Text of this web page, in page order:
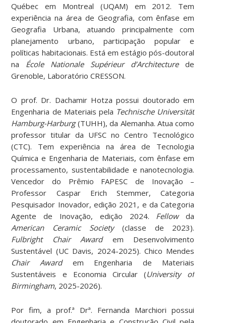
Québec em Montreal (UQAM) em 2012. Tem
experiência na área de Geografia, com ênfase em
Geografia Urbana, atuando principalmente com
planejamento urbano, participação popular e
políticas habitacionais. Está em estágio pós-doutoral
na École Nationale Supérieur d’Architecturede
Grenoble, Laboratório CRESSON.
O prof. Dr. Dachamir Hotza possui doutorado em
Engenharia de Materiais pela Technische Universität
Hamburg-Harburg(TUHH), da Alemanha. Atua como
professor titular da UFSC no Centro Tecnológico
(CTC). Tem experiência na área de Tecnologia
Química e Engenharia de Materiais, com ênfase em
processamento, sustentabilidade e nanotecnologia.
Vencedor do Prêmio FAPESC de Inovação –
Professor Caspar Erich Stemmer, Categoria
Pesquisador Inovador, edição 2021, e da Categoria
Agente de Inovação, edição 2024. Fellowda
American Ceramic Society(classe de 2023).
Fulbright Chair Awardem Desenvolvimento
Sustentável (UC Davis, 2024-2025). Chico Mendes
Chair Awardem Engenharia de Materiais
Sustentáveis e Economia Circular (University of
Birmingham, 2025-2026).
Por fim, a prof.ª Drª. Fernanda Marchiori possui